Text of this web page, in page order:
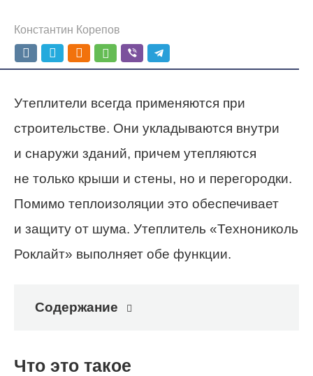
Константин Корепов
Утеплители всегда применяются при
строительстве. Они укладываются внутри
и снаружи зданий, причем утепляются
не только крыши и стены, но и перегородки.
Помимо теплоизоляции это обеспечивает
и защиту от шума. Утеплитель «Технониколь
Роклайт» выполняет обе функции.
Содержание
Что это такое